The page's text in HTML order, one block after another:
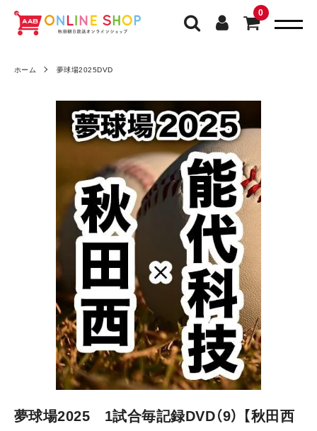
0
ホーム 夢球場2025DVD
夢球場2025 1試合毎記録DVD（9） 【秋田西